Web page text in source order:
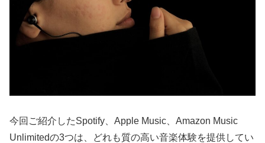
今回ご紹介したSpotify、Apple Music、Amazon Music
Unlimitedの3つは、どれも質の高い音楽体験を提供してい